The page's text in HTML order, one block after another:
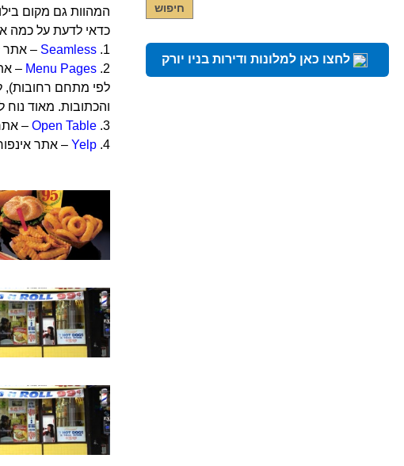
המהוות גם מקום
כדאי לדעת על כמה
1.
Seamless – אתר
2.
Menu Pages
–
לפי מתחם רחובות),
והכתובות. מאוד
3.
Open Table– אתר
4.
Yelp– אתר
לחצו כאן למלונות ודירות בניו יורק